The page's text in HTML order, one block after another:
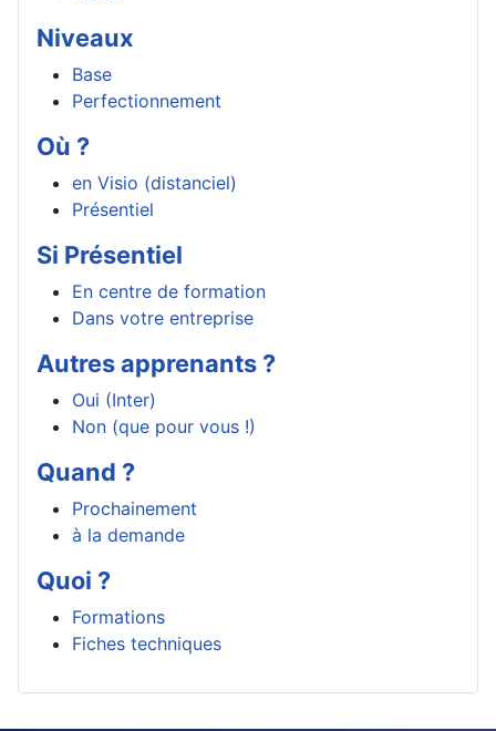
Niveaux
Base
Perfectionnement
Où ?
en Visio (distanciel)
Présentiel
Si Présentiel
En centre de formation
Dans votre entreprise
Autres apprenants ?
Oui (Inter)
Non (que pour vous !)
Quand ?
Prochainement
à la demande
Quoi ?
Formations
Fiches techniques